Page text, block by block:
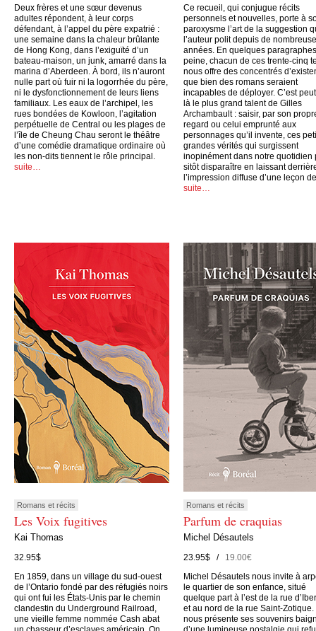
Deux frères et une sœur devenus
adultes répondent, à leur corps
défendant, à l’appel du père expatrié :
une semaine dans la chaleur brûlante
de Hong Kong, dans l’exiguïté d’un
bateau-maison, un junk, amarré dans la
marina d’Aberdeen. À bord, ils n’auront
nulle part où fuir ni la logorrhée du père,
ni le dysfonctionnement de leurs liens
familiaux. Les eaux de l’archipel, les
rues bondées de Kowloon, l’agitation
perpétuelle de Central ou les plages de
l’île de Cheung Chau seront le théâtre
d’une comédie dramatique ordinaire où
les non-dits tiennent le rôle principal.
suite…
Ce recueil, qui conjugue récits
personnels et nouvelles, porte à
paroxysme l’art de la suggestion
l’auteur polit depuis de
années. En quelques
peine, chacun de ces trente-cinq
nous offre des concentrés
que bien des romans seraient
incapables de déployer. C’est
là le plus grand talent de Gilles
Archambault : saisir, par son
regard ou celui emprunté aux
personnages qu’il invente, ces
grandes vérités qui surgissent
inopinément dans notre quotidien
sitôt disparaître en laissant
l’impression diffuse d’une leçon
suite…
Romans et récits
Les Voix fugitives
Kai Thomas
32.95$
En 1859, dans un village du sud-ouest
de l’Ontario fondé par des réfugiés noirs
qui ont fui les États-Unis par le chemin
clandestin du Underground Railroad,
une vieille femme nommée Cash abat
Romans et récits
Parfum de craquias
Michel Désautels
23.95$ /19.00€
Michel Désautels nous invite à
le quartier de son enfance, situé
quelque part à l’est de la rue
et au nord de la rue Saint-Zotique.
nous présente ses souvenirs